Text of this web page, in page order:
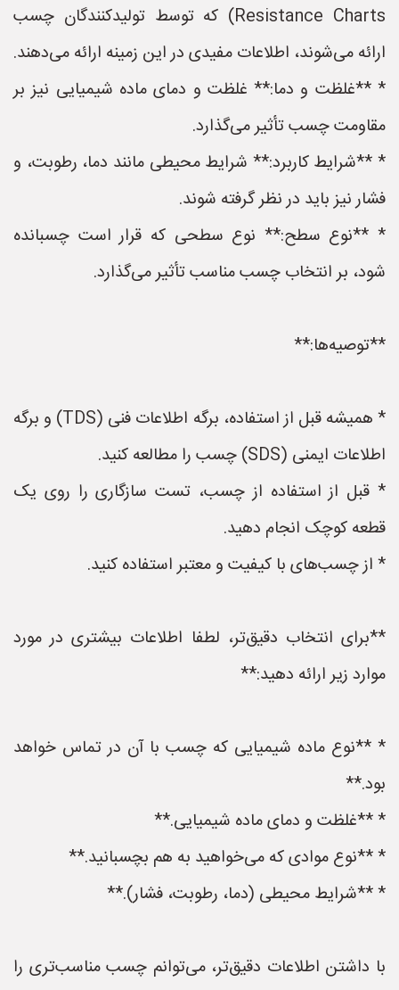
Resistance Charts) که توسط تولیدکنندگان چسب
ارائه می‌شوند، اطلاعات مفیدی در این زمینه ارائه می‌دهند.
* **غلظت و دما:** غلظت و دمای ماده شیمیایی نیز بر
مقاومت چسب تأثیر می‌گذارد.
* **شرایط کاربرد:** شرایط محیطی مانند دما، رطوبت، و
فشار نیز باید در نظر گرفته شوند.
* **نوع سطح:** نوع سطحی که قرار است چسبانده
شود، بر انتخاب چسب مناسب تأثیر می‌گذارد.
**توصیه‌ها:**
* همیشه قبل از استفاده، برگه اطلاعات فنی (TDS) و برگه
اطلاعات ایمنی (SDS) چسب را مطالعه کنید.
* قبل از استفاده از چسب، تست سازگاری را روی یک
قطعه کوچک انجام دهید.
* از چسب‌های با کیفیت و معتبر استفاده کنید.
**برای انتخاب دقیق‌تر، لطفا اطلاعات بیشتری در مورد
موارد زیر ارائه دهید:**
* **نوع ماده شیمیایی که چسب با آن در تماس خواهد
بود.**
* **غلظت و دمای ماده شیمیایی.**
* **نوع موادی که می‌خواهید به هم بچسبانید.**
* **شرایط محیطی (دما، رطوبت، فشار).**
با داشتن اطلاعات دقیق‌تر، می‌توانم چسب مناسب‌تری را